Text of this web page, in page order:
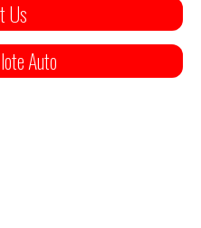
Us
Auto